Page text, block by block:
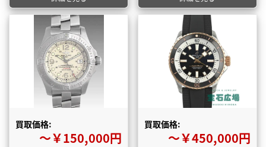
買取価格:
〜￥150,000円
買取価格:
〜￥450,000円